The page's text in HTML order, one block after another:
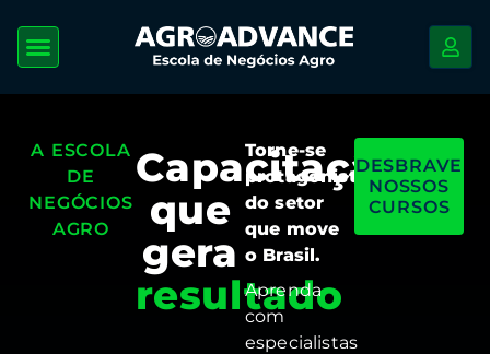
A ESCOLA
DE
NEGÓCIOS
AGRO
Capacitação
que
gera
progresso
Torne-se
protagonista
do setor
que move
o Brasil.
Aprenda
com
especialistas
DESBRAVE
NOSSOS
CURSOS